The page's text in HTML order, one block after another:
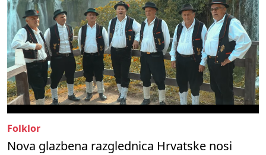
Folklor
Nova glazbena razglednica Hrvatske nosi